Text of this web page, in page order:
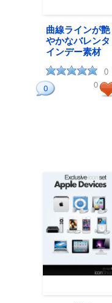
曲線ラインが艶
やかなバレンタ
インデー素材
0
0 0